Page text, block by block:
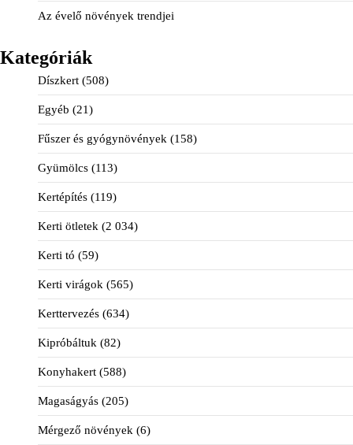
Az évelő növények trendjei
Kategóriák
Díszkert (508)
Egyéb (21)
Fűszer és gyógynövények (158)
Gyümölcs (113)
Kertépítés (119)
Kerti ötletek (2 034)
Kerti tó (59)
Kerti virágok (565)
Kerttervezés (634)
Kipróbáltuk (82)
Konyhakert (588)
Magaságyás (205)
Mérgező növények (6)